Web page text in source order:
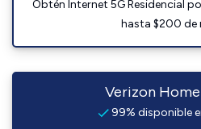
Obtén Internet 5G Residencial
hasta $200 de
Verizon
99% disponible